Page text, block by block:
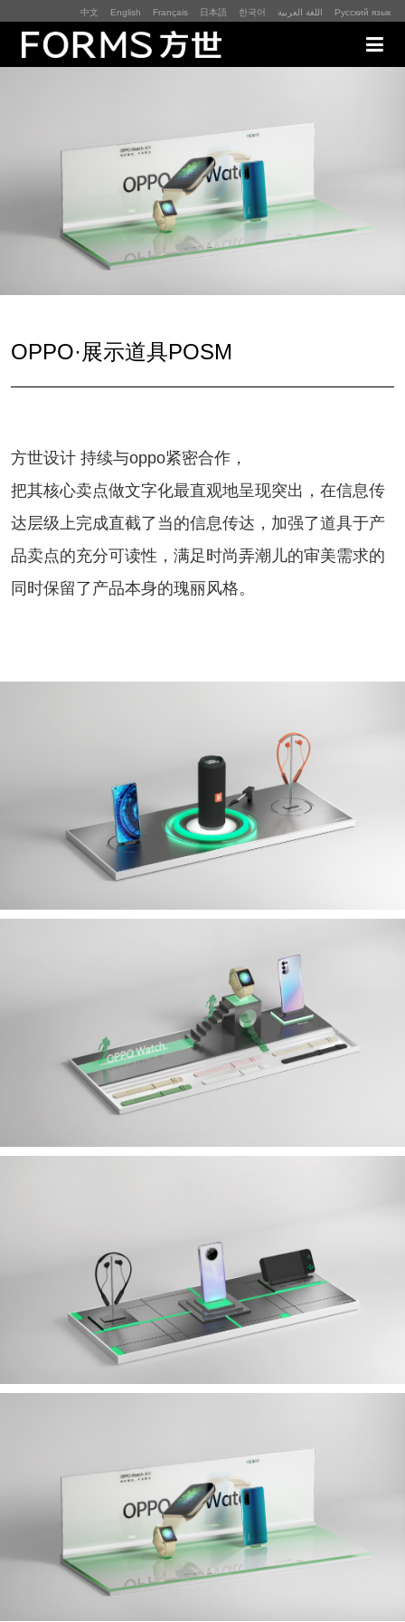
中文 English Français 日本語 한국어 اللغة العربية Русский язык
零售终端与展示道具·SI&POSM
全球展会·EXPO
数字媒体与展项装置·CG&DVICE
首页
OPPO·展示道具POSM
方世设计 持续与oppo紧密合作，
把其核心卖点做文字化最直观地呈现突出，在信息传
达层级上完成直截了当的信息传达，加强了道具于产
品卖点的充分可读性，满足时尚弄潮儿的审美需求的
同时保留了产品本身的瑰丽风格。